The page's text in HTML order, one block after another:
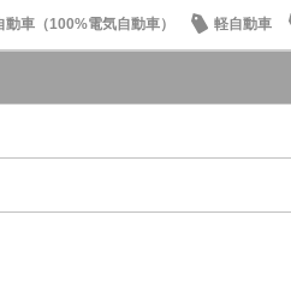
動車（100%電気自動車）
軽自動車
車情報